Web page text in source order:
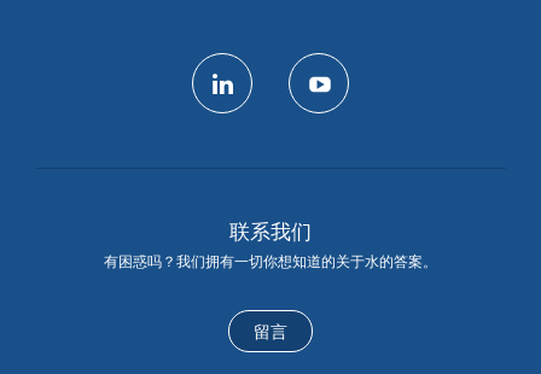
联系我们
有困惑吗？我们拥有一切你想知道的关于水的答案。
留言